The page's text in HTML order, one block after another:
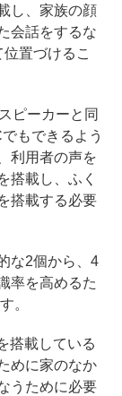
し、家族の顔
会話をするな
置づけるこ
ピーカーと同
もできるよう
利用者の声を
搭載し、ふく
搭載する必要
な2個から、4
率を高めるた
。
搭載している
めに家のなか
うために必要